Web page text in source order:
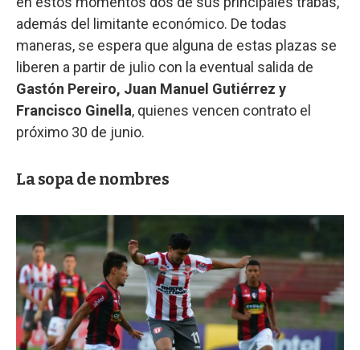
además del limitante económico. De todas
maneras, se espera que alguna de estas plazas se
liberen a partir de julio con la eventual salida de
Gastón Pereiro, Juan Manuel Gutiérrez y
Francisco Ginella, quienes vencen contrato el
próximo 30 de junio.
La sopa de nombres